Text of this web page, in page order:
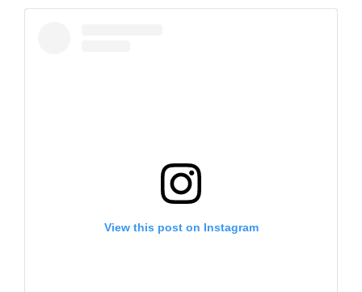
View this post on Instagram